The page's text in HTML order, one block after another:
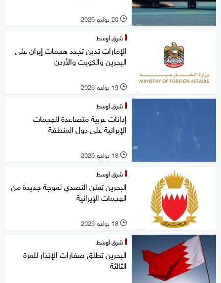
l 20 يوليو 2026
شرق أوسط
الإمارات تدين تجدد هجمات إيران على
البحرين والكويت والأردن
l 19 يوليو 2026
شرق أوسط
إدانات عربية متصاعدة للهجمات
الإيرانية على دول المنطقة
l 18 يوليو 2026
شرق أوسط
البحرين تعلن التصدي لموجة جديدة من
الهجمات الإيرانية
l 18 يوليو 2026
شرق أوسط
البحرين تطلق صفارات الإنذار للمرة
الثالثة